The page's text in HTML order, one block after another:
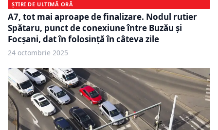
ȘTIRI DE ULTIMĂ ORĂ
A7, tot mai aproape de finalizare. Nodul rutier
Spătaru, punct de conexiune între Buzău și
Focșani, dat în folosință în câteva zile
24 octombrie 2025